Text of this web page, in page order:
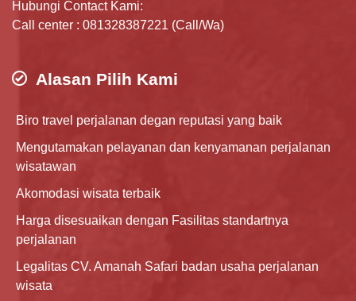
Hubungi Contact Kami:
Call center : 081328387221 (Call/Wa)
Alasan Pilih Kami
Biro travel perjalanan degan reputasi yang baik
Mengutamakan pelayanan dan kenyamanan perjalanan
wisatawan
Akomodasi wisata terbaik
Harga disesuaikan dengan Fasilitas standartnya
perjalanan
Legalitas CV. Amanah Safari badan usaha perjalanan
wisata